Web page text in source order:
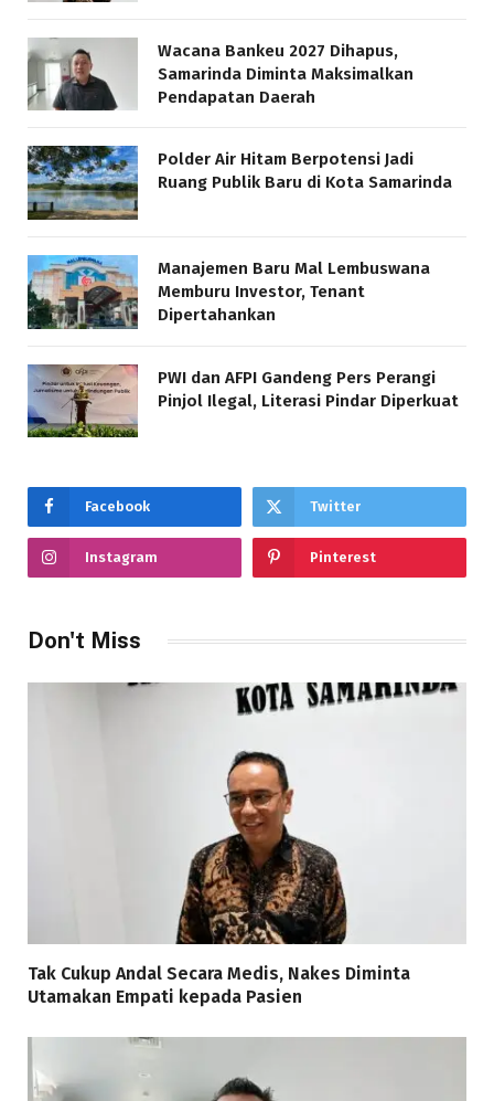
Wacana Bankeu 2027 Dihapus,
Samarinda Diminta Maksimalkan
Pendapatan Daerah
Polder Air Hitam Berpotensi Jadi
Ruang Publik Baru di Kota Samarinda
Manajemen Baru Mal Lembuswana
Memburu Investor, Tenant
Dipertahankan
PWI dan AFPI Gandeng Pers Perangi
Pinjol Ilegal, Literasi Pindar Diperkuat
Facebook Twitter
Instagram Pinterest
Don't Miss
Tak Cukup Andal Secara Medis, Nakes Diminta
Utamakan Empati kepada Pasien